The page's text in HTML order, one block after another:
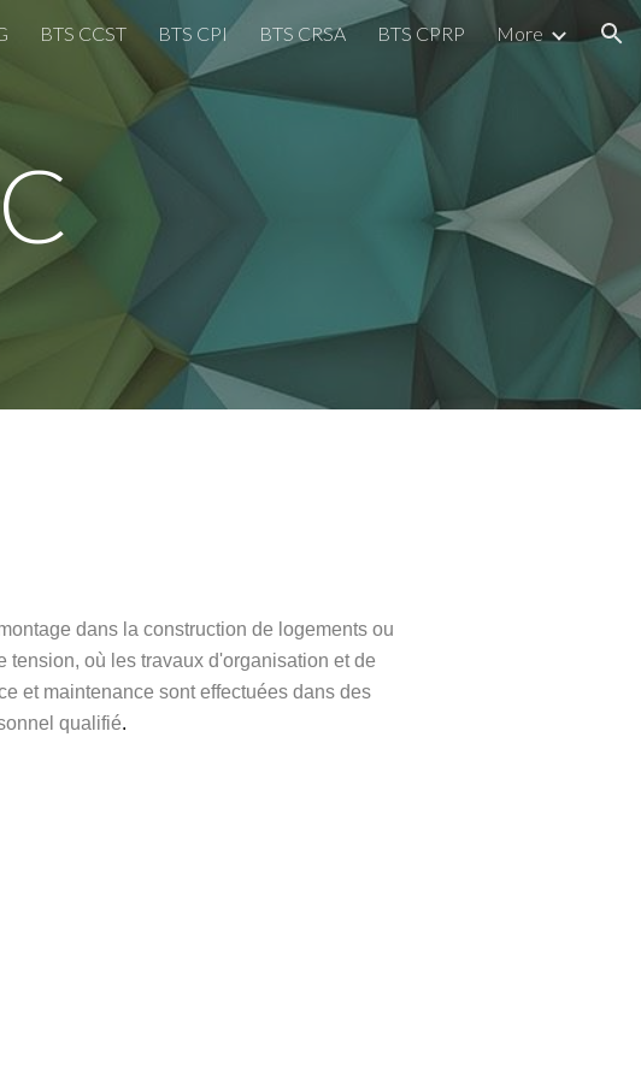
to navigation
BTS CCST BTS CPI BTS CRSA BTS CPRP More
dans la construction de logements ou
où les travaux d'organisation et de
et maintenance sont effectuées dans des
qualifié.